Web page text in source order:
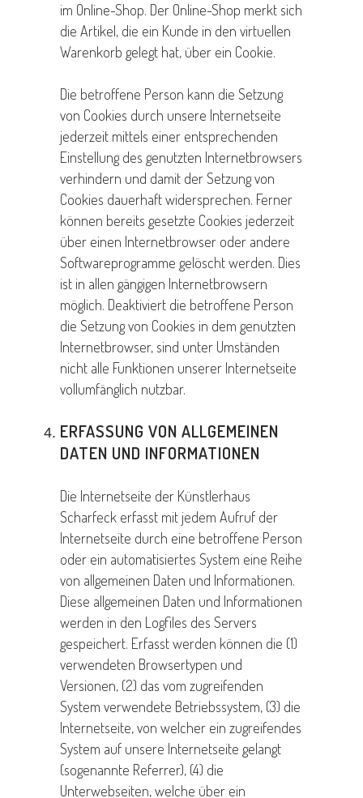
im Online-Shop. Der Online-Shop merkt sich
die Artikel, die ein Kunde in den virtuellen
Warenkorb gelegt hat, über ein Cookie.
Die betroffene Person kann die Setzung
von Cookies durch unsere Internetseite
jederzeit mittels einer entsprechenden
Einstellung des genutzten Internetbrowsers
verhindern und damit der Setzung von
Cookies dauerhaft widersprechen. Ferner
können bereits gesetzte Cookies jederzeit
über einen Internetbrowser oder andere
Softwareprogramme gelöscht werden. Dies
ist in allen gängigen Internetbrowsern
möglich. Deaktiviert die betroffene Person
die Setzung von Cookies in dem genutzten
Internetbrowser, sind unter Umständen
nicht alle Funktionen unserer Internetseite
vollumfänglich nutzbar.
ERFASSUNG VON ALLGEMEINEN
DATEN UND INFORMATIONEN
Die Internetseite der Künstlerhaus
Scharfeck erfasst mit jedem Aufruf der
Internetseite durch eine betroffene Person
oder ein automatisiertes System eine Reihe
von allgemeinen Daten und Informationen.
Diese allgemeinen Daten und Informationen
werden in den Logfiles des Servers
gespeichert. Erfasst werden können die (1)
verwendeten Browsertypen und
Versionen, (2) das vom zugreifenden
System verwendete Betriebssystem, (3) die
Internetseite, von welcher ein zugreifendes
System auf unsere Internetseite gelangt
(sogenannte Referrer), (4) die
Unterwebseiten, welche über ein